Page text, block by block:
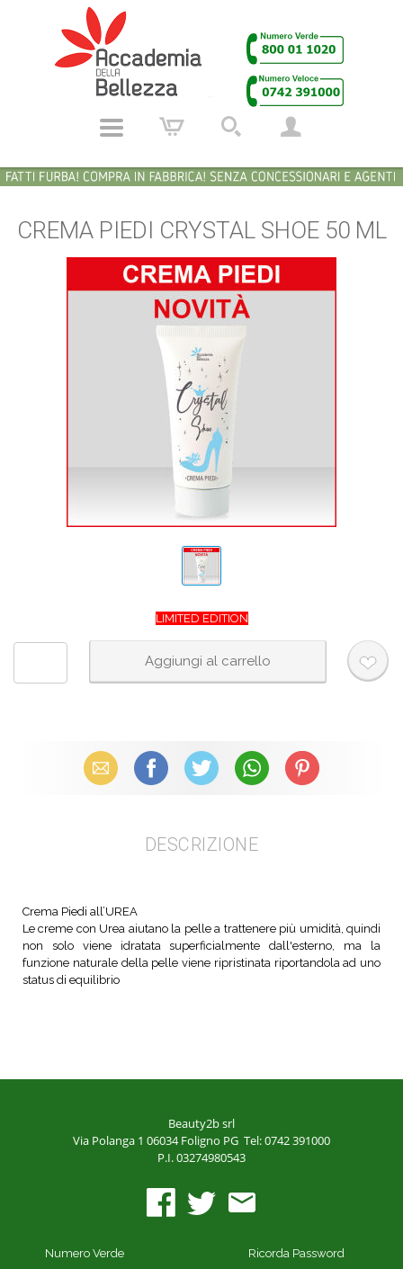
CREMA PIEDI CRYSTAL SHOE 50 ML
LIMITED EDITION
Email Facebook X (Twitter) WhatsAppPinterest
DESCRIZIONE
Crema Piedi all’UREA
Le creme con Urea aiutano la pelle a trattenere più umidità, quindi
non solo viene idratata superficialmente dall'esterno, ma la
funzione naturale della pelle viene ripristinata riportandola ad uno
status di equilibrio
Beauty2b srl
Via Polanga 1 06034 Foligno PG Tel: 0742 391000
P.I. 03274980543
Numero Verde
Ricorda Password